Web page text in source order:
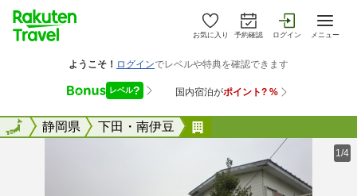
お気に入り 予約確認 ログイン メニュー
全国静岡県 下田・南伊豆
全国
1/4